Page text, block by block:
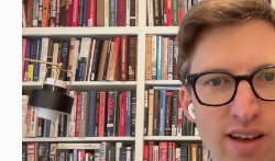
기업 간의 전쟁이 치열합니다. 미국, 중국,
단위 지원책으로 자국으로 생산라인을 끌어
반도체를 사거나, 혹은 자체 AI칩 개발에 수